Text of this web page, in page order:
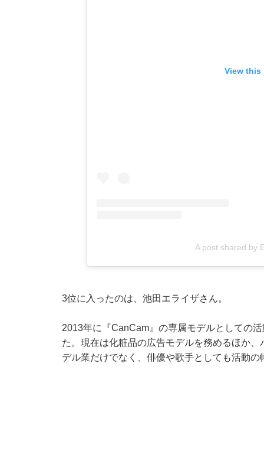
View this
A post shared by
3位に入ったのは、池田エライザさん。
2013年に『CanCam』の専属モデルとしての
た。現在は化粧品の広告モデルを務めるほか
デル業だけでなく、俳優や歌手としても活動の